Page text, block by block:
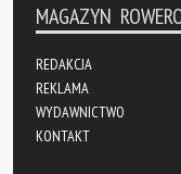
MAGAZYN
REDAKCJA
REKLAMA
WYDAWNICTWO
KONTAKT